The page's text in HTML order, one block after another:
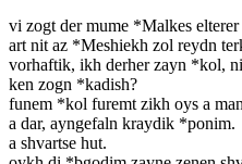
vi zogt der mume *Malkes
art nit az *Meshiekh zol reydn
vorhaftik, ikh derher zayn *kol,
ken zogn *kadish?
funem *kol furemt zikh oys a
a dar, ayngefaln kraydik *ponim.
a shvartse hut.